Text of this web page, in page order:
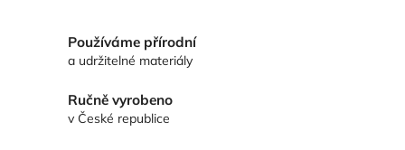
Používáme přírodní
a udržitelné materiály
Ručně vyrobeno
v České republice